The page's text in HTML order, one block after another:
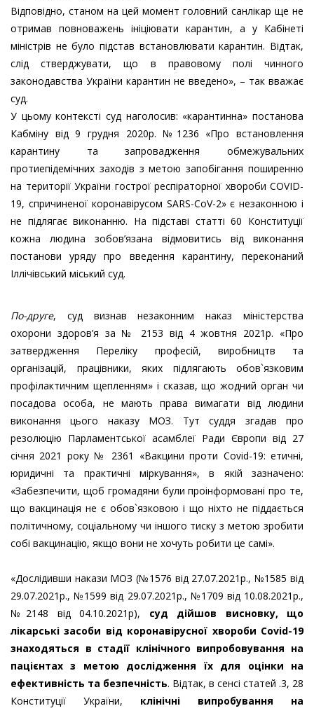
Відповідно, станом на цей момент головний санлікар ще не
отримав повноважень ініціювати карантин, а у Кабінеті
міністрів не було підстав встановлювати карантин. Відтак,
слід стверджувати, що в правовому полі чинного
законодавства України карантин не введено», – так вважає
суд.
У цьому контексті суд наголосив: «карантинна» постанова
Кабміну від 9 грудня 2020р. №1236 «Про встановлення
карантину та запровадження обмежувальних
протиепідемічних заходів з метою запобігання поширенню
на території України гострої респіраторної хвороби COVID-
19, спричиненої коронавірусом SARS-CoV-2» є незаконною і
не підлягає виконанню. На підставі статті 60 Конституції
кожна людина зобов’язана відмовитись від виконання
постанови уряду про введення карантину, переконаний
Іллічівський міський суд.
По-друге, суд визнав незаконним наказ міністерства
охорони здоров’я за № 2153 від 4 жовтня 2021р. «Про
затвердження Переліку професій, виробництв та
організацій, працівники, яких підлягають обов`язковим
профілактичним щепленням» і сказав, що жодний орган чи
посадова особа, не мають права вимагати від людини
виконання цього наказу МОЗ. Тут суддя згадав про
резолюцію Парламентської асамблеї Ради Європи від 27
січня 2021 року № 2361 «Вакцини проти Covid-19: етичні,
юридичні та практичні міркування», в якій зазначено:
«Забезпечити, щоб громадяни були проінформовані про те,
що вакцинація не є обов`язковою і що ніхто не піддається
політичному, соціальному чи іншого тиску з метою зробити
собі вакцинацію, якщо вони не хочуть робити це самі».
«Дослідивши накази МОЗ (№1576 від 27.07.2021р., №1585 від
29.07.2021р., №1599 від 29.07.2021р., №1709 від 10.08.2021р.,
№2148 від 04.10.2021р), суд дійшов висновку, що
лікарські засоби від коронавірусної хвороби Covid-19
знаходяться в стадії клінічного випробовування на
пацієнтах з метою дослідження їх для оцінки на
ефективність та безпечність. Відтак, в сенсі статей .3, 28
Конституції України, клінічні випробування на